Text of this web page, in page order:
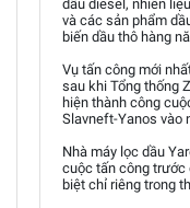
dầu diesel, nhiên
và các sản phẩm
biến dầu thô hàng
Vụ tấn công mới
sau khi Tổng thống
hiện thành công
Slavneft-Yanos vào
Nhà máy lọc dầu
cuộc tấn công trước
biệt chỉ riêng trong